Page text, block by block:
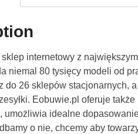
internetowy z
niemal 80 tysięcy modeli od
do 26 sklepów stacjonarnych,
Eobuwie.pl oferuje
umożliwia idealne
o nie, chcemy aby